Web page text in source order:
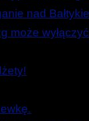
nad
wyłączyć